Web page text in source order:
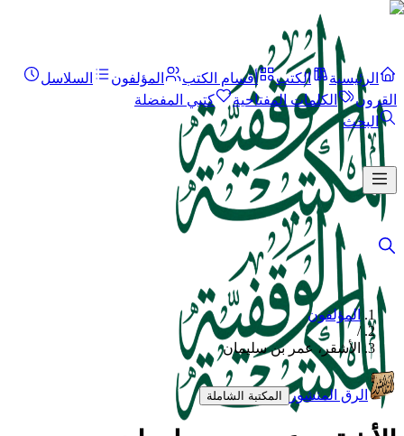
الرئيسية الكتب أقسام الكتب المؤلفون
السلاسل
القرون
الكلمات المفتاحية
كتبي المفضلة
البحث
المؤلفون
/
الأشقر، عمر بن سليمان
الرق المنشور المكتبة الشاملة